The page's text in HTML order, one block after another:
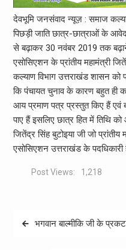
देवभूमि जनसंवाद न्यूज़ : समाज
पिछड़ी जाति छात्र-छात्राओं के
से बढ़ाकर 30 नवंबर 2019 तक
एसोसिएशन के प्रांतीय महामंत्री
कल्याण विभाग उत्तराखंड शासन को
कि पंचायत चुनाव के कारण बहुत ही
आय प्रमाण पत्र प्रस्तुत किए हैं
पाए हैं इसलिए छात्र हित में तिथि
जितेंद्र सिंह बुटोइया जी जो
एसोसिएशन उत्तराखंड के पदधिकारी
Post Views: 1,218
Postभगवान बाल्मीकि जी के